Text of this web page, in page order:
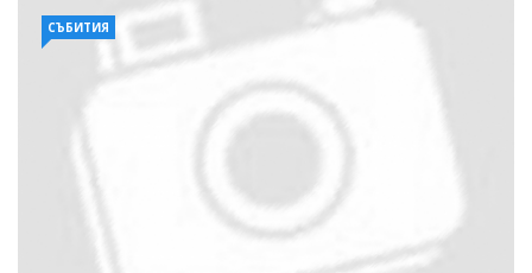
СЪБИТИЯ